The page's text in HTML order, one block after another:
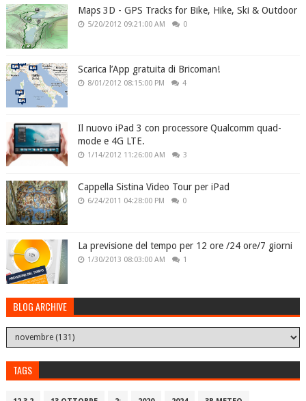
Maps 3D - GPS Tracks for Bike, Hike, Ski & Outdoor
5/20/2012 09:21:00 AM 0
Scarica l’App gratuita di Bricoman!
8/01/2012 08:15:00 PM 4
Il nuovo iPad 3 con processore Qualcomm quad-
mode e 4G LTE.
1/14/2012 11:26:00 AM 3
Cappella Sistina Video Tour per iPad
6/24/2011 04:28:00 PM 0
La previsione del tempo per 12 ore /24 ore/7 giorni
1/30/2013 08:03:00 AM 1
BLOG ARCHIVE
TAGS